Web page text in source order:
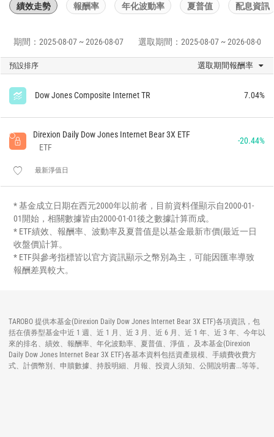
績效走勢 報酬率 年化波動率 夏普值 配息資訊
期間：2025-08-07 ~ 2026-08-07 選取期間：2025-08-07 ~ 2026-08-07
預設排序 選取期間報酬率
Dow Jones Composite Internet TR 7.04%
Direxion Daily Dow Jones Internet Bear 3X ETF
ETF
-20.44%
最新淨值日
* 基金成立日期在西元2000年以前者，目前資料僅顯示自2000-01-
01開始，相關數據皆由2000-01-01後之數據計算而成。
* ETF績效、報酬率、波動率及夏普值是以基金最新市價(最近一日
收盤價)計算。
* ETF與參考指標皆以官方資訊顯示之幣別為主，可能因匯率導致
報酬差異較大。
TAROBO 提供本基金(Direxion Daily Dow Jones Internet Bear 3X ETF)各項資訊，包
括在債券型基金中近 1 週、近 1 月、近 3 月、近 6 月、近 1 年、近 3 年、今年以
來的排名、績效、報酬率、年化波動率、夏普值、淨值， 及本基金(Direxion
Daily Dow Jones Internet Bear 3X ETF)各基本資料包括資產規模、手續費收費方
式、計價幣別、申贖數據、持股明細、月報、投資人須知、公開說明書...等等。